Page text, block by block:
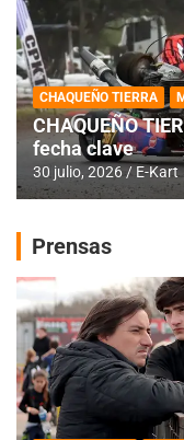
CHAQUEÑO TIERRA
CHAQUEÑO
fecha clave
30 julio, 2026 E-Kart
Prensas